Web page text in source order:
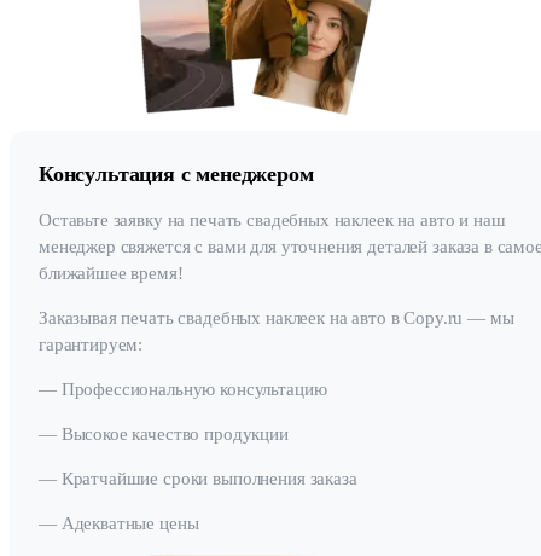
Консультация с менеджером
Оставьте заявку на печать свадебных наклеек на авто и наш
менеджер свяжется с вами для уточнения деталей заказа в
ближайшее время!
Заказывая печать свадебных наклеек на авто в Copy.ru — мы
гарантируем:
— Профессиональную консультацию
— Высокое качество продукции
— Кратчайшие сроки выполнения заказа
— Адекватные цены